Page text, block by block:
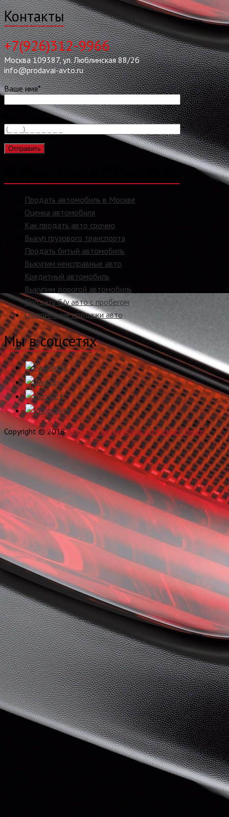
Контакты
+7(926)312-9966
Москва 109387, ул. Люблинская 88/2б
info@prodavai-avto.ru
Ваше имя*
Ваш телефон*
Продать автомобиль в Москве
Оценка автомобиля
Как продать авто срочно
Выкуп грузового транспорта
Продать битый автомобиль
Выкупим неисправные авто
Кредитный автомобиль
Выкупим дорогой автомобиль
Продать б/у авто с пробегом
Оформление продажи авто
Мы в соцсетях
Copyright © 2018Продать автомобиль в Москве? Легко!.